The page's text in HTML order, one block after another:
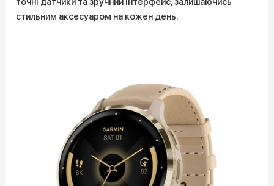
стильним аксесуаром на кожен день.